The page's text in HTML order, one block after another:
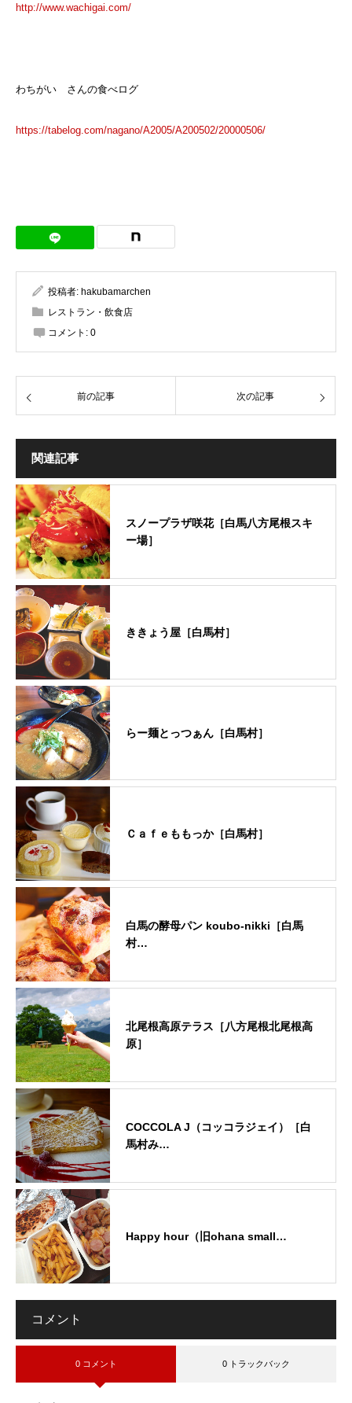
http://www.wachigai.com/
わちがい さんの食べログ
https://tabelog.com/nagano/A2005/A200502/20000506/
投稿者: hakubamarchen
レストラン・飲食店
コメント: 0
前の記事 次の記事
関連記事
スノープラザ咲花［白馬八方尾根スキ
ー場］
ききょう屋［白馬村］
らー麺とっつぁん［白馬村］
Ｃａｆｅももっか［白馬村］
白馬の酵母パン koubo-nikki［白馬
村…
北尾根高原テラス［八方尾根北尾根高
原］
COCCOLA J（コッコラジェイ）［白
馬村み…
Happy hour（旧ohana small…
コメント
0 コメント 0 トラックバック